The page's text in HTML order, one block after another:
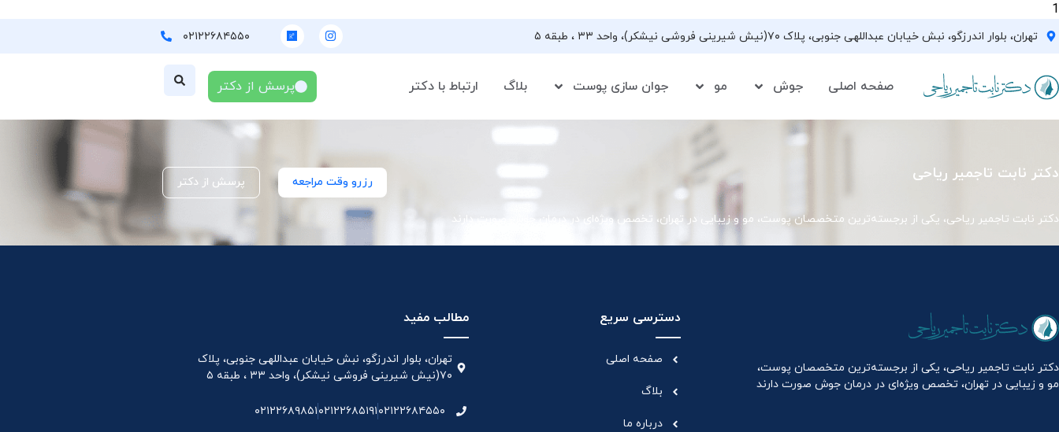
1
تهران، بلوار اندرزگو، نبش خیابان عبداللهی جنوبی، پلاک ۷۰(نیش شیرینی فروشی نیشکر)، واحد ۳۳ ، طبقه ۵ ۰۲۱۲۲۶۸۴۵۵۰
صفحه اصلی جوش مو جوان سازی پوست بلاگ ارتباط با دکتر پرسش از دکتر
دکتر نابت تاجمیر ریاحی
دکتر نابت تاجمیر ریاحی، یکی از برجسته‌ترین متخصصان پوست، مو و زیبایی در تهران، تخصص ویژه‌ای در درمان جوش صورت دارند
رزرو وقت مراجعه پرسش از دکتر
دکتر نابت تاجمیر ریاحی، یکی از برجسته‌ترین متخصصان پوست،
مو و زیبایی در تهران، تخصص ویژه‌ای در درمان جوش صورت دارند
دسترسی سریع
صفحه اصلی
بلاگ
درباره ما
مطالب مفید
تهران، بلوار اندرزگو، نبش خیابان عبداللهی جنوبی، پلاک
۷۰(نیش شیرینی فروشی نیشکر)، واحد ۳۳ ، طبقه ۵
۰۲۱۲۲۶۸۴۵۵۰۰۲۱۲۲۶۸۵۱۹۱۰۲۱۲۲۶۸۹۸۵۱